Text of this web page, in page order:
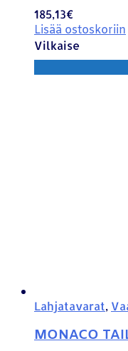
185,13€
Lisää ostoskoriin
Vilkaise
Lahjatavarat,
MONACO